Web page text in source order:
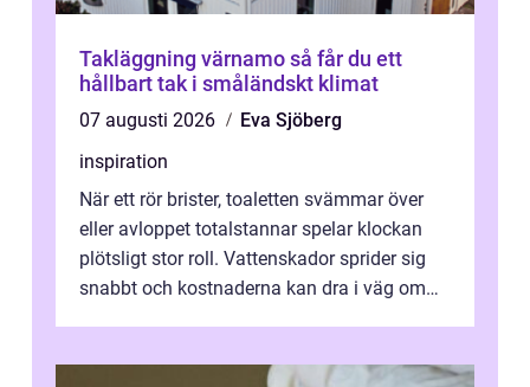
Takläggning värnamo så får du ett
hållbart tak i småländskt klimat
07 augusti 2026
Eva Sjöberg
inspiration
När ett rör brister, toaletten svämmar över
eller avloppet totalstannar spelar klockan
plötsligt stor roll. Vattenskador sprider sig
snabbt och kostnaderna kan dra i väg om